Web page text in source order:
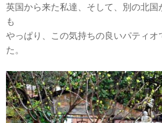
英国から来た私達、そして、別の北
も
やっぱり、この気持ちの良いパティオ
た。